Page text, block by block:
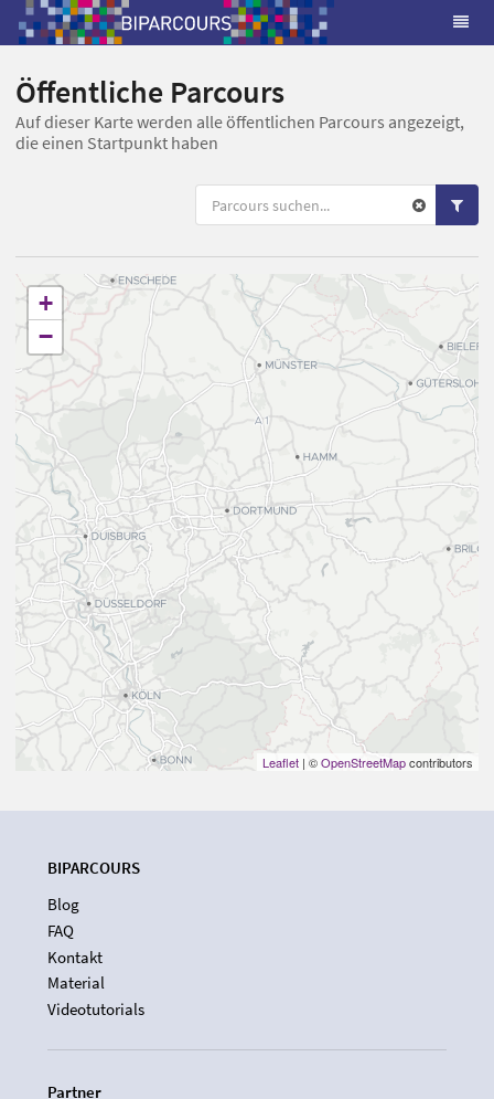
Öffentliche Parcours
Auf dieser Karte werden alle öffentlichen Parcours angezeigt,
die einen Startpunkt haben
+
−
Leaflet | ©OpenStreetMapcontributors
BIPARCOURS
Blog
FAQ
Kontakt
Material
Videotutorials
Partner